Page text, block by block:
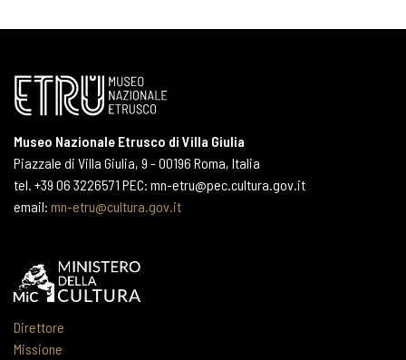
Museo Nazionale Etrusco di Villa Giulia
Piazzale di Villa Giulia, 9 - 00196 Roma, Italia
tel. +39 06 3226571 PEC: mn-etru@pec.cultura.gov.it
email: mn-etru@cultura.gov.it
Direttore
Missione